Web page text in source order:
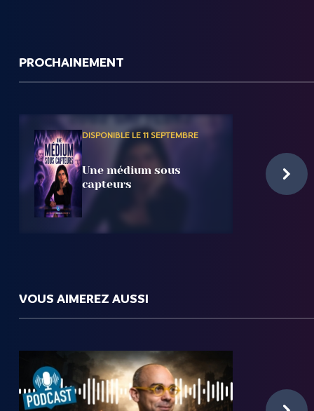
PROCHAINEMENT
DISPONIBLE LE 11 SEPTEMBRE
Une médium sous
capteurs
VOUS AIMEREZ AUSSI